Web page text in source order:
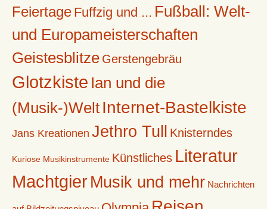
Feiertage Fuffzig und ... Fußball: Welt-
und Europameisterschaften
Geistesblitze Gerstengebräu
Glotzkiste Ian und die
(Musik-)Welt Internet-Bastelkiste
Jans Kreationen Jethro Tull Knisterndes
Kuriose Musikinstrumente Künstliches Literatur
MachtgierMusik und mehr Nachrichten